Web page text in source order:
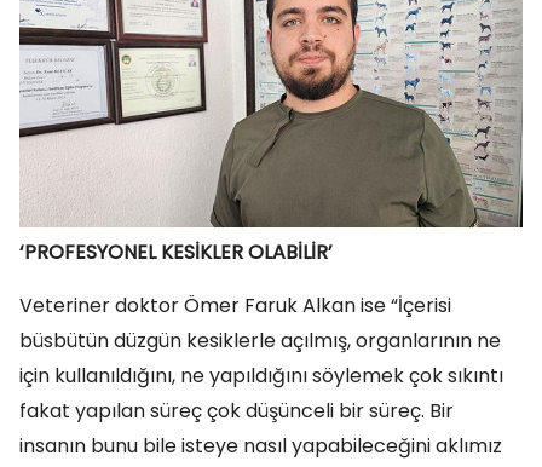
‘PROFESYONEL KESİKLER OLABİLİR’
Veteriner doktor Ömer Faruk Alkan ise “İçerisi
büsbütün düzgün kesiklerle açılmış, organlarının ne
için kullanıldığını, ne yapıldığını söylemek çok sıkıntı
fakat yapılan süreç çok düşünceli bir süreç. Bir
insanın bunu bile isteye nasıl yapabileceğini aklımız